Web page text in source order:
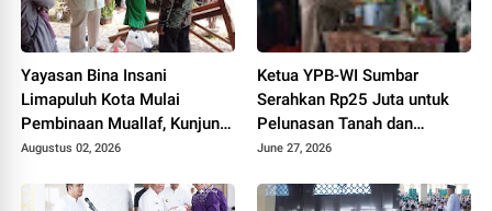
Yayasan Bina Insani
Limapuluh Kota Mulai
Pembinaan Muallaf, Kunjungi
Lima Keluarga Beri Bantuan
Augustus 02, 2026
Ketua YPB-WI Sumbar
Serahkan Rp25 Juta untuk
Pelunasan Tanah dan
Bangunan TK RA Bakti 145
June 27, 2026